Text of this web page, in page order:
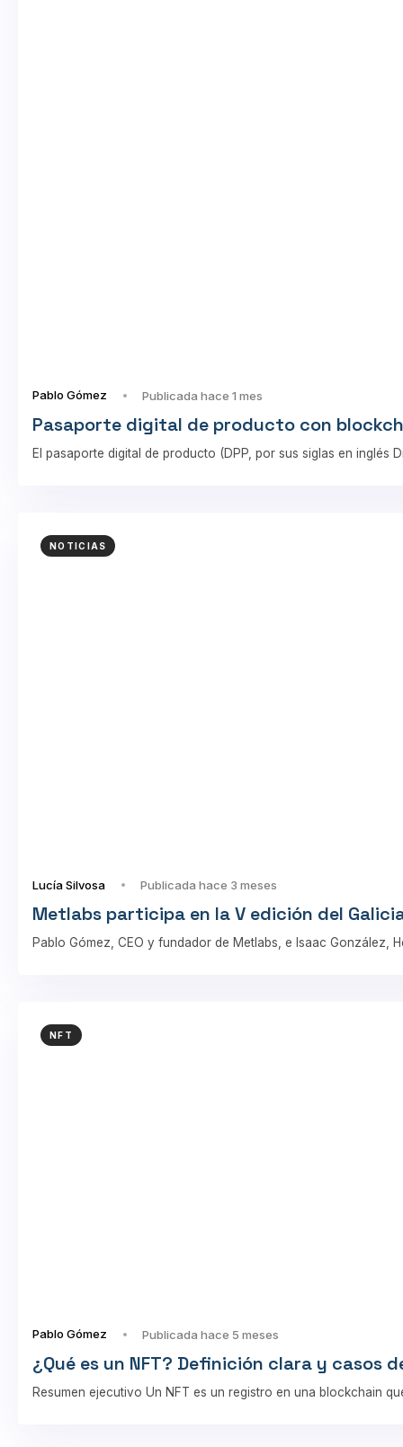
Pablo Gómez Publicada hace 1 mes
Pasaporte digital de producto con
El pasaporte digital de producto (DPP, por sus siglas en inglés
NOTICIAS
Lucía Silvosa Publicada hace 3 meses
Metlabs participa en la V edición del
Pablo Gómez, CEO y fundador de Metlabs, e Isaac González,
NFT
Pablo Gómez Publicada hace 5 meses
¿Qué es un NFT? Definición clara y casos
Resumen ejecutivo Un NFT es un registro en una blockchain